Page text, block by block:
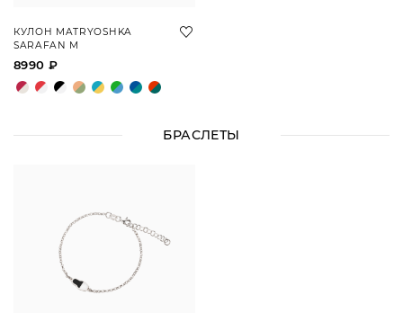
КУЛОН MATRYOSHKA
SARAFAN M
8990 ₽
БРАСЛЕТЫ